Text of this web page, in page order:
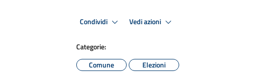
Condividi Vedi azioni
Categorie:
Comune
Elezioni